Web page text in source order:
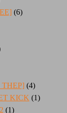
(6)
(4)
KICK (1)
(1)